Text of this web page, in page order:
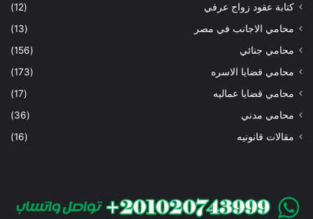
كتابة عقود زواج عرفي
(12)
محامي الاجانب في مصر
(13)
محامي جنائي
(156)
محامي قضايا الاسره
(173)
محامي قضايا عماليه
(17)
محامي مدني
(36)
مقالات قانونيه
(16)